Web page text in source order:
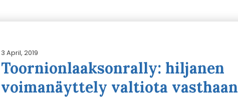
3 April, 2019
Toornionlaaksonrally: hiljanen
voimanäyttely valtiota vasthaan